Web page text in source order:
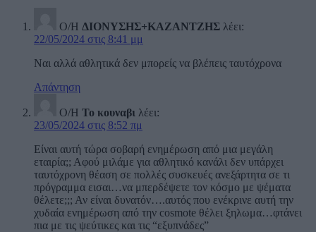
Ο/Η ΔΙΟΝΥΣΗΣ+ΚΑΖΑΝΤΖΗΣ λέει:
22/05/2024 στις 8:41 μμ
Ναι αλλά αθλητικά δεν μπορείς να βλέπεις ταυτόχρονα
Απάντηση
Ο/Η Το κουναβι λέει:
23/05/2024 στις 8:52 πμ
Είναι αυτή τώρα σοβαρή ενημέρωση από μια μεγάλη
εταιρία;; Αφού μιλάμε για αθλητικό κανάλι δεν υπάρχει
ταυτόχρονη θέαση σε πολλές συσκευές ανεξάρτητα σε τι
πρόγραμμα εισαι…να μπερδέψετε τον κόσμο με ψέματα
θέλετε;;; Αν είναι δυνατόν….αυτός που ενέκρινε αυτή την
χυδαία ενημέρωση από την cosmote θέλει ξηλωμα…φτάνει
πια με τις ψεύτικες και τις “εξυπνάδες”